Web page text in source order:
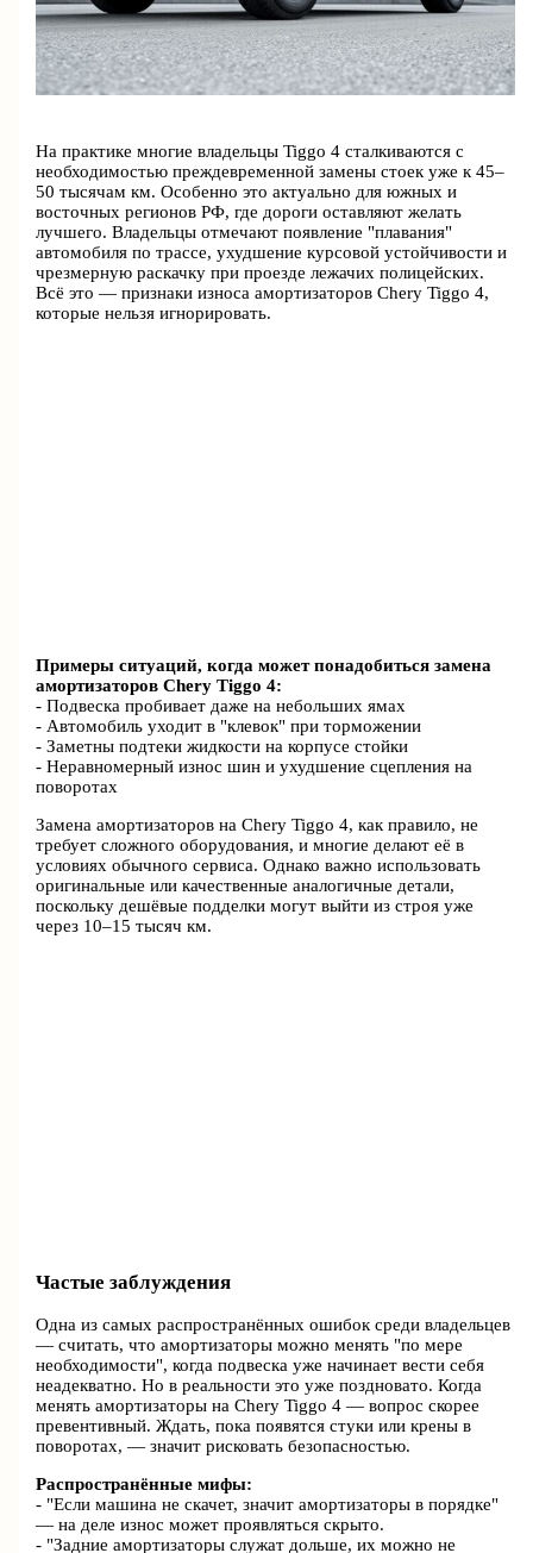
На практике многие владельцы Tiggo 4 сталкиваются с
необходимостью преждевременной замены стоек уже к 45–
50 тысячам км. Особенно это актуально для южных и
восточных регионов РФ, где дороги оставляют желать
лучшего. Владельцы отмечают появление "плавания"
автомобиля по трассе, ухудшение курсовой устойчивости и
чрезмерную раскачку при проезде лежачих полицейских.
Всё это — признаки износа амортизаторов Chery Tiggo 4,
которые нельзя игнорировать.
Примеры ситуаций, когда может понадобиться замена
амортизаторов Chery Tiggo 4:
- Подвеска пробивает даже на небольших ямах
- Автомобиль уходит в "клевок" при торможении
- Заметны подтеки жидкости на корпусе стойки
- Неравномерный износ шин и ухудшение сцепления на
поворотах
Замена амортизаторов на Chery Tiggo 4, как правило, не
требует сложного оборудования, и многие делают её в
условиях обычного сервиса. Однако важно использовать
оригинальные или качественные аналогичные детали,
поскольку дешёвые подделки могут выйти из строя уже
через 10–15 тысяч км.
Частые заблуждения
Одна из самых распространённых ошибок среди владельцев
— считать, что амортизаторы можно менять "по мере
необходимости", когда подвеска уже начинает вести себя
неадекватно. Но в реальности это уже поздновато. Когда
менять амортизаторы на Chery Tiggo 4 — вопрос скорее
превентивный. Ждать, пока появятся стуки или крены в
поворотах, — значит рисковать безопасностью.
Распространённые мифы:
- "Если машина не скачет, значит амортизаторы в порядке"
— на деле износ может проявляться скрыто.
- "Задние амортизаторы служат дольше, их можно не